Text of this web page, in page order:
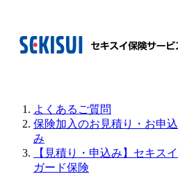
よくあるご質問
保険加入のお見積り・お申込
み
【見積り・申込み】セキスイ
ガード保険